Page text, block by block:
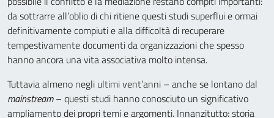
da sottrarre all’oblio di chi ritiene questi studi superflui e ormai
definitivamente compiuti e alla difficoltà di recuperare
tempestivamente documenti da organizzazioni che spesso
hanno ancora una vita associativa molto intensa.
Tuttavia almeno negli ultimi vent’anni – anche se lontano dal
mainstream– questi studi hanno conosciuto un significativo
ampliamento dei propri temi e argomenti. Innanzitutto: storia